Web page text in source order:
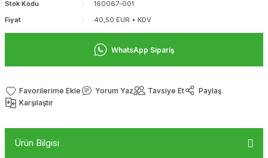
Stok Kodu
160067-001
Fiyat
40,50 EUR + KDV
WhatsApp Sipariş
Yorum Yaz Tavsiye Et
Paylaş
Karşılaştır
Ürün Bilgisi